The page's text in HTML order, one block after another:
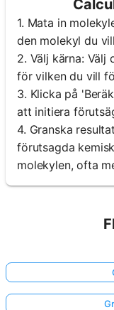
1. Mata in
den molekyl du
2. Välj kärna: Välj
för vilken du vill
3. Klicka på
att initiera
4. Granska
förutsagda
molekylen, ofta